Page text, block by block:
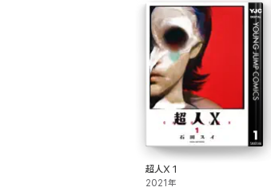
超人X 1
2021年